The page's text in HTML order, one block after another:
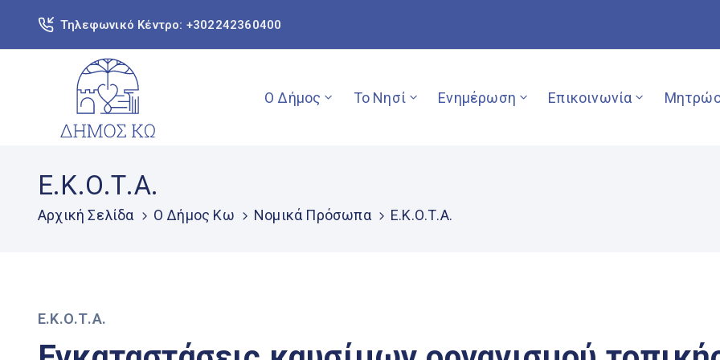
Τηλεφωνικό Κέντρο: +302242360400
Ο Δήμος Το Νησί Ενημέρωση Επικοινωνία
Ε.Κ.Ο.Τ.Α.
Αρχική Σελίδα O Δήμος Κω Νομικά Πρόσωπα Ε.Κ.Ο.Τ.Α.
Ε.Κ.Ο.Τ.Α.